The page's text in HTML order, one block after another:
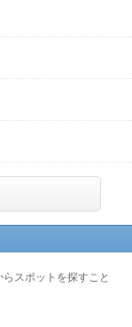
スポットを探すこと